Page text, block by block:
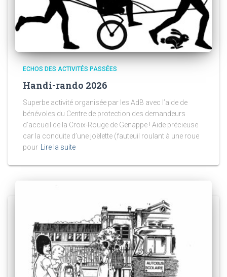
ECHOS DES ACTIVITÉS PASSÉES
Handi-rando 2026
Superbe activité organisée par les AdB avec l’aide de
bénévoles du Centre de protection des demandeurs
d’accueil de la Croix-Rouge de Genappe ! Aide précieuse
car la conduite d’une joëlette (fauteuil roulant à une roue
pour Lire la suite